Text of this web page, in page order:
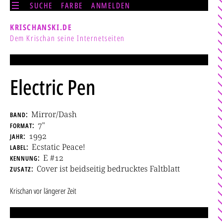
SUCHE FARBE ANMELDEN
KRISCHANSKI.DE
Dem Krischan seine Internetseiten
Electric Pen
band Mirror/Dash
format 7"
jahr 1992
label Ecstatic Peace!
kennung E #12
zusatz Cover ist beidseitig bedrucktes Faltblatt
Krischanvor längerer Zeit